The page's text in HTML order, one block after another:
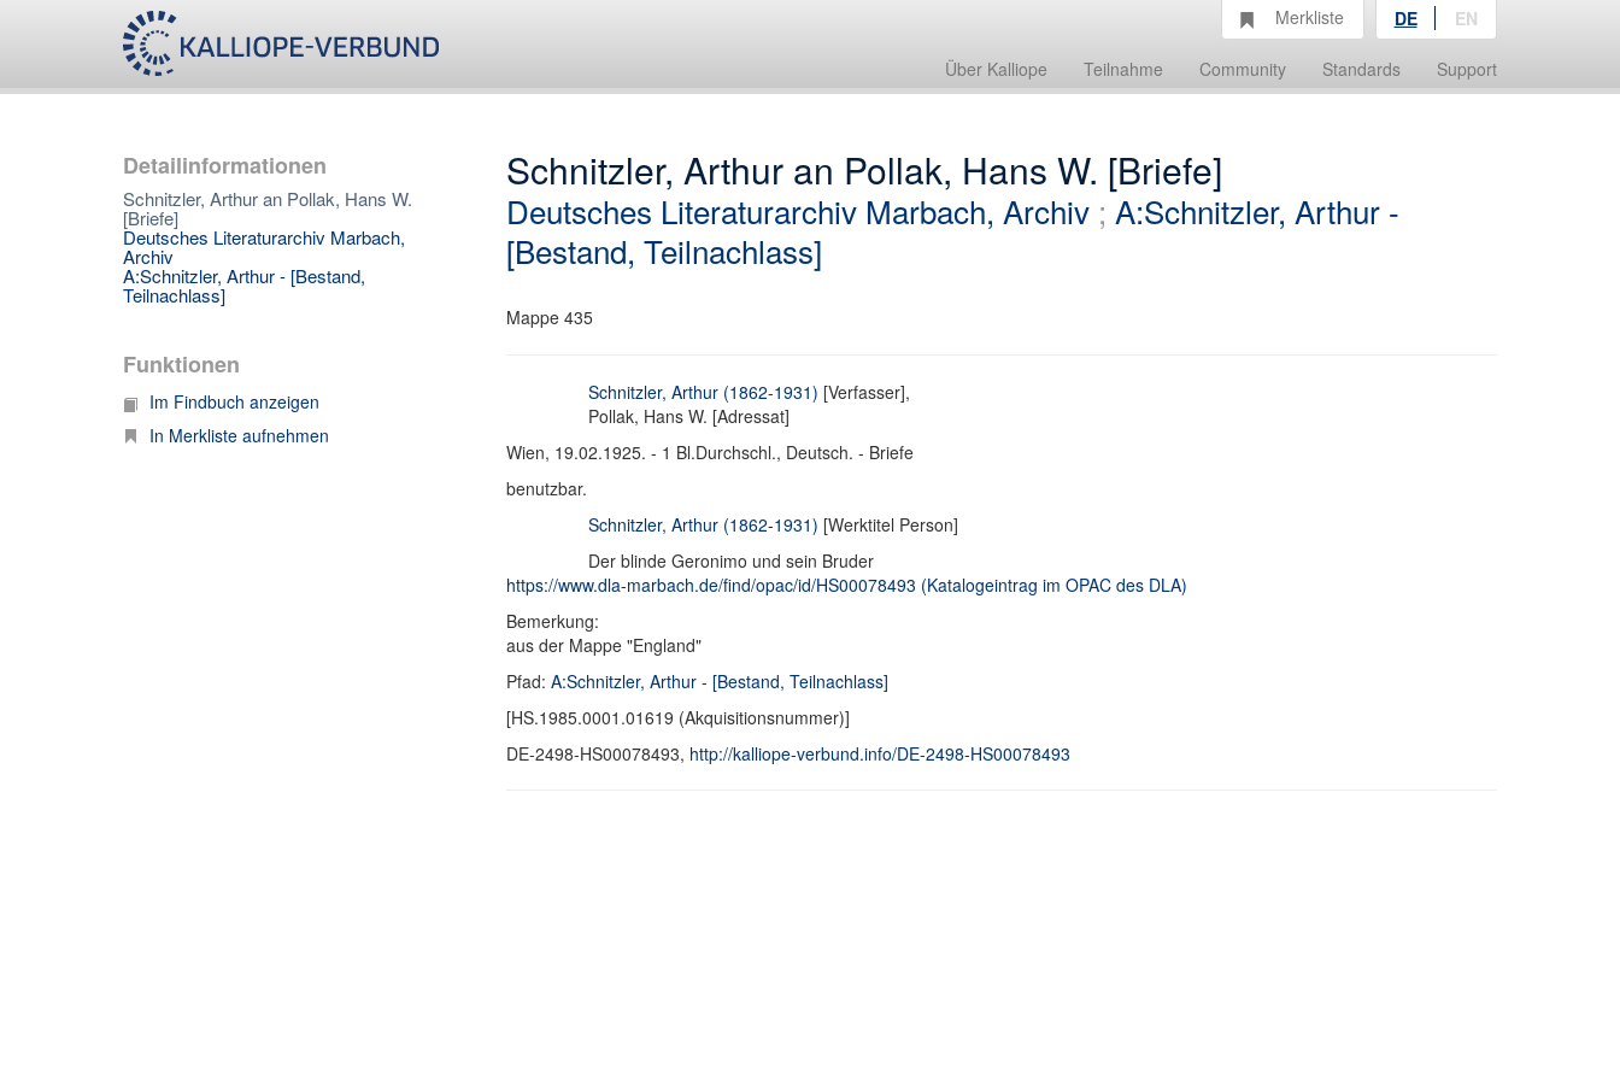
Über Kalliope Teilnahme Community Standards Support
Merkliste DE EN
Detailinformationen
Schnitzler, Arthur an Pollak, Hans W.
[Briefe]
Deutsches Literaturarchiv Marbach,
Archiv
A:Schnitzler, Arthur - [Bestand,
Teilnachlass]
Funktionen
Im Findbuch anzeigen
In Merkliste aufnehmen
Schnitzler, Arthur an Pollak, Hans W. [Briefe]
Deutsches Literaturarchiv Marbach, Archiv; A:Schnitzler, Arthur -
[Bestand, Teilnachlass]
Mappe 435
Schnitzler, Arthur (1862-1931) [Verfasser],
Pollak, Hans W. [Adressat]
Wien, 19.02.1925. - 1 Bl.Durchschl., Deutsch. - Briefe
benutzbar.
Schnitzler, Arthur (1862-1931) [Werktitel Person]
Der blinde Geronimo und sein Bruder
https://www.dla-marbach.de/find/opac/id/HS00078493 (Katalogeintrag im OPAC des DLA)
Bemerkung:
aus der Mappe "England"
Pfad: A:Schnitzler, Arthur - [Bestand, Teilnachlass]
[HS.1985.0001.01619 (Akquisitionsnummer)]
DE-2498-HS00078493, http://kalliope-verbund.info/DE-2498-HS00078493